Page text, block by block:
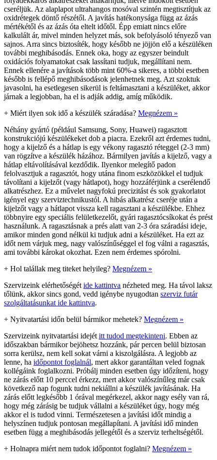
cseréljük. Az alaplapot ultrahangos mosóval szintén megtisztítjuk az
oxidrétegek döntő részétől. A javítás hatékonysága függ az ázás
mértékétől és az ázás óta eltelt időtől. Épp emiatt nincs előre
kalkulált ár, mivel minden helyzet más, sok befolyásoló tényező van
sajnos. Arra sincs biztosíték, hogy később ne jöjjön elő a készüléken
további meghibásodás. Ennek oka, hogy az egyszer beindult
oxidációs folyamatokat csak lassítani tudjuk, megállítani nem.
Ennek ellenére a javítások több mint 60%-a sikeres, a többi esetben
később is fellépő meghibásodások jelenhetnek meg. Azt szoktuk
javasolni, ha esetlegesen sikerül is feltámasztani a készüléket, akkor
járnak a legjobban, ha el is adják addig, amíg működik.
+ Miért ilyen sok idő a készülék száradása? Megnézem »
Néhány gyártó (például Samsung, Sony, Huawei) ragasztott
konstrukciójú készülékeket dob a piacra. Ezekről azt érdemes tudni,
hogy a kijelző és a hátlap is egy vékony ragasztó réteggel (2-3 mm)
van rögzítve a készülék házához. Bármilyen javítás a kijelző, vagy a
hátlap eltávolításával kezdődik. Ilyenkor melegítő padon
felolvasztjuk a ragasztót, hogy utána finom eszközökkel el tudjuk
távolítani a kijelzőt (vagy hátlapot), hogy hozzáférjünk a cserélendő
alkatrészhez. Ez a művelet nagyfokú precizitást és sok gyakorlatot
igényel egy szerviztechnikustól. A hibás alkatrész cseréje után a
kijelzőt vagy a hátlapot vissza kell ragasztani a készülékbe. Ehhez
többnyire egy speciális felületkezelőt, gyári ragasztócsíkokat és prést
használunk. A ragasztásnak a prés alatt van 2-3 óra száradási ideje,
amikor minden gond nélkül ki tudjuk adni a készüléket. Ha ezt az
időt nem várjuk meg, nagy valószínűséggel el fog válni a ragasztás,
ami további károkat okozhat. Ezen nem érdemes spórolni.
+ Hol talállak meg titeket helyileg? Megnézem »
Szervizeink elérhetőségét ide kattintva nézheted meg. Ha távol laksz
tőlünk, akkor sincs gond, vedd igénybe nyugodtan szerviz futár
szolgáltatásunkat ide kattintva.
+ Nyitvatartási időn belül bármikor mehetek? Megnézem »
Szervizeink nyitvatartási idejét itt tudod megtekinteni. Ebben az
időszakban bármikor bejöhetsz hozzánk, pár percen belül biztosan
sorra kerülsz, nem kell sokat várni a kiszolgálásra. A legjobb az
lenne, ha időpontot foglalnál, mert akkor garantáltan veled fognak
kollégáink foglalkozni. Próbálj minden esetben úgy időzíteni, hogy
ne zárás előtt 10 perccel érkezz, mert akkor valószínűleg már csak
következő nap fogunk tudni nekiállni a készülék javításának. Ha
zárás előtt legkésőbb 1 órával megérkezel, akkor nagy esély van rá,
hogy még zárásig be tudjuk vállalni a készüléket úgy, hogy még
akkor el is tudod vinni. Természetesen a javítási időt mindig a
helyszínen tudjuk pontosan megállapítani. A javítási idő minden
esetben függ a meghibásodás jellegétől és a szerviz terheltségétől.
+ Holnapra miért nem tudok időpontot foglalni? Megnézem »